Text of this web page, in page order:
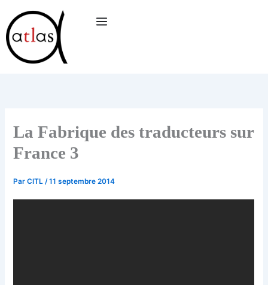
au
contenu
La Fabrique des traducteurs sur
France 3
ParCITL/11 septembre 2014